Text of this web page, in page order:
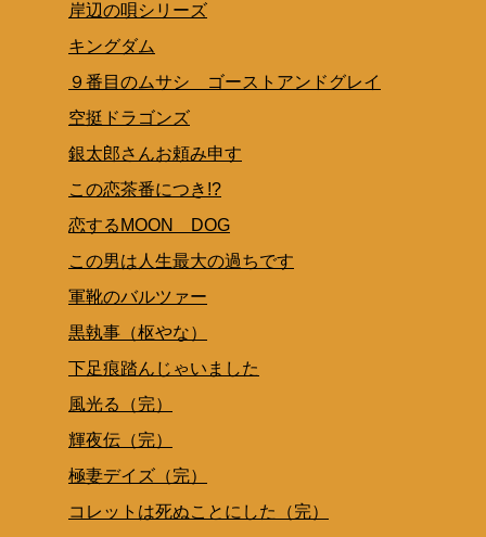
岸辺の唄シリーズ
キングダム
９番目のムサシ ゴーストアンドグレイ
空挺ドラゴンズ
銀太郎さんお頼み申す
この恋茶番につき!?
恋するMOON DOG
この男は人生最大の過ちです
軍靴のバルツァー
黒執事（枢やな）
下足痕踏んじゃいました
風光る（完）
輝夜伝（完）
極妻デイズ（完）
コレットは死ぬことにした（完）